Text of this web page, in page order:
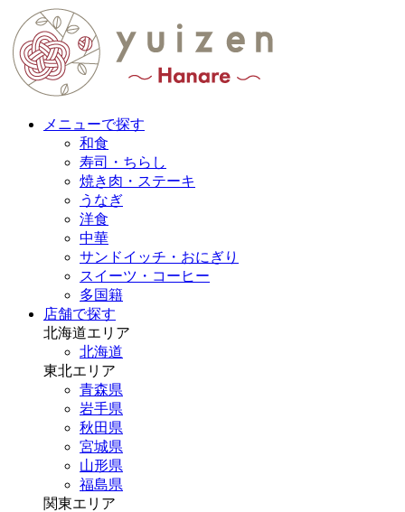
メニューで探す
和食
寿司・ちらし
焼き肉・ステーキ
うなぎ
洋食
中華
サンドイッチ・おにぎり
スイーツ・コーヒー
多国籍
店舗で探す
北海道エリア
北海道
東北エリア
青森県
岩手県
秋田県
宮城県
山形県
福島県
関東エリア